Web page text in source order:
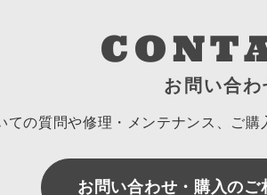
お問い合わ
ての質問や修理・メンテナンス、ご購
お問い合わせ・購入のご